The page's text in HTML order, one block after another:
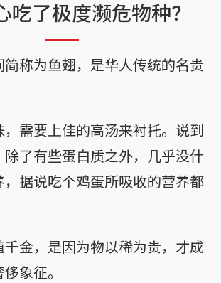
吃了极度濒危物种？
称为鱼翅，是华人传统的名贵
需要上佳的高汤来衬托。说到
了有些蛋白质之外，几乎没什
据说吃个鸡蛋所吸收的营养都
金，是因为物以稀为贵，才成
象征。